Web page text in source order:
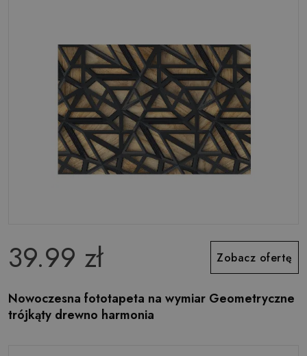
39.99 zł Zobacz ofertę
Nowoczesna fototapeta na wymiar Geometryczne
trójkąty drewno harmonia